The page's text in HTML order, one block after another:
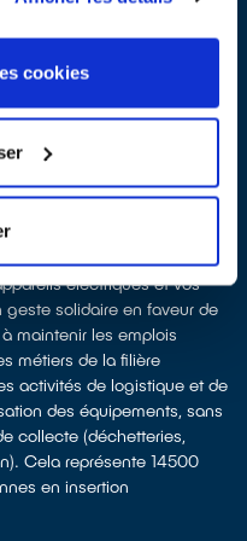
cookies
et réduire l’impact
naturelles.
appareils neufs tout en
de matières premières
en utilisant à la place
moins de pollution et
électriques et vos
solidaire en faveur de
maintenir les emplois
métiers de la filière
activités de logistique et de
des équipements, sans
collecte (déchetteries,
Cela représente 14500
en insertion